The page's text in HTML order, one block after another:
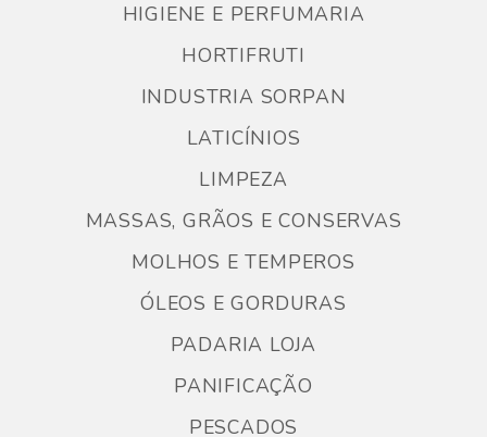
HIGIENE E PERFUMARIA
HORTIFRUTI
INDUSTRIA SORPAN
LATICÍNIOS
LIMPEZA
MASSAS, GRÃOS E CONSERVAS
MOLHOS E TEMPEROS
ÓLEOS E GORDURAS
PADARIA LOJA
PANIFICAÇÃO
PESCADOS